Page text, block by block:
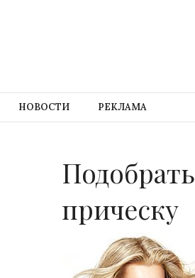
НОВОСТИ РЕКЛАМА
Подобрать
прическу